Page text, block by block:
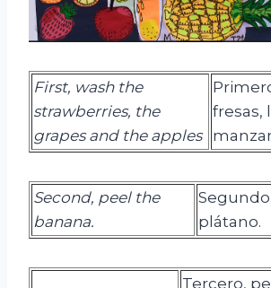
First, wash the
strawberries, the
grapes and the apples
fresas,
Second, peel the
banana.
plátano.
Tercero,